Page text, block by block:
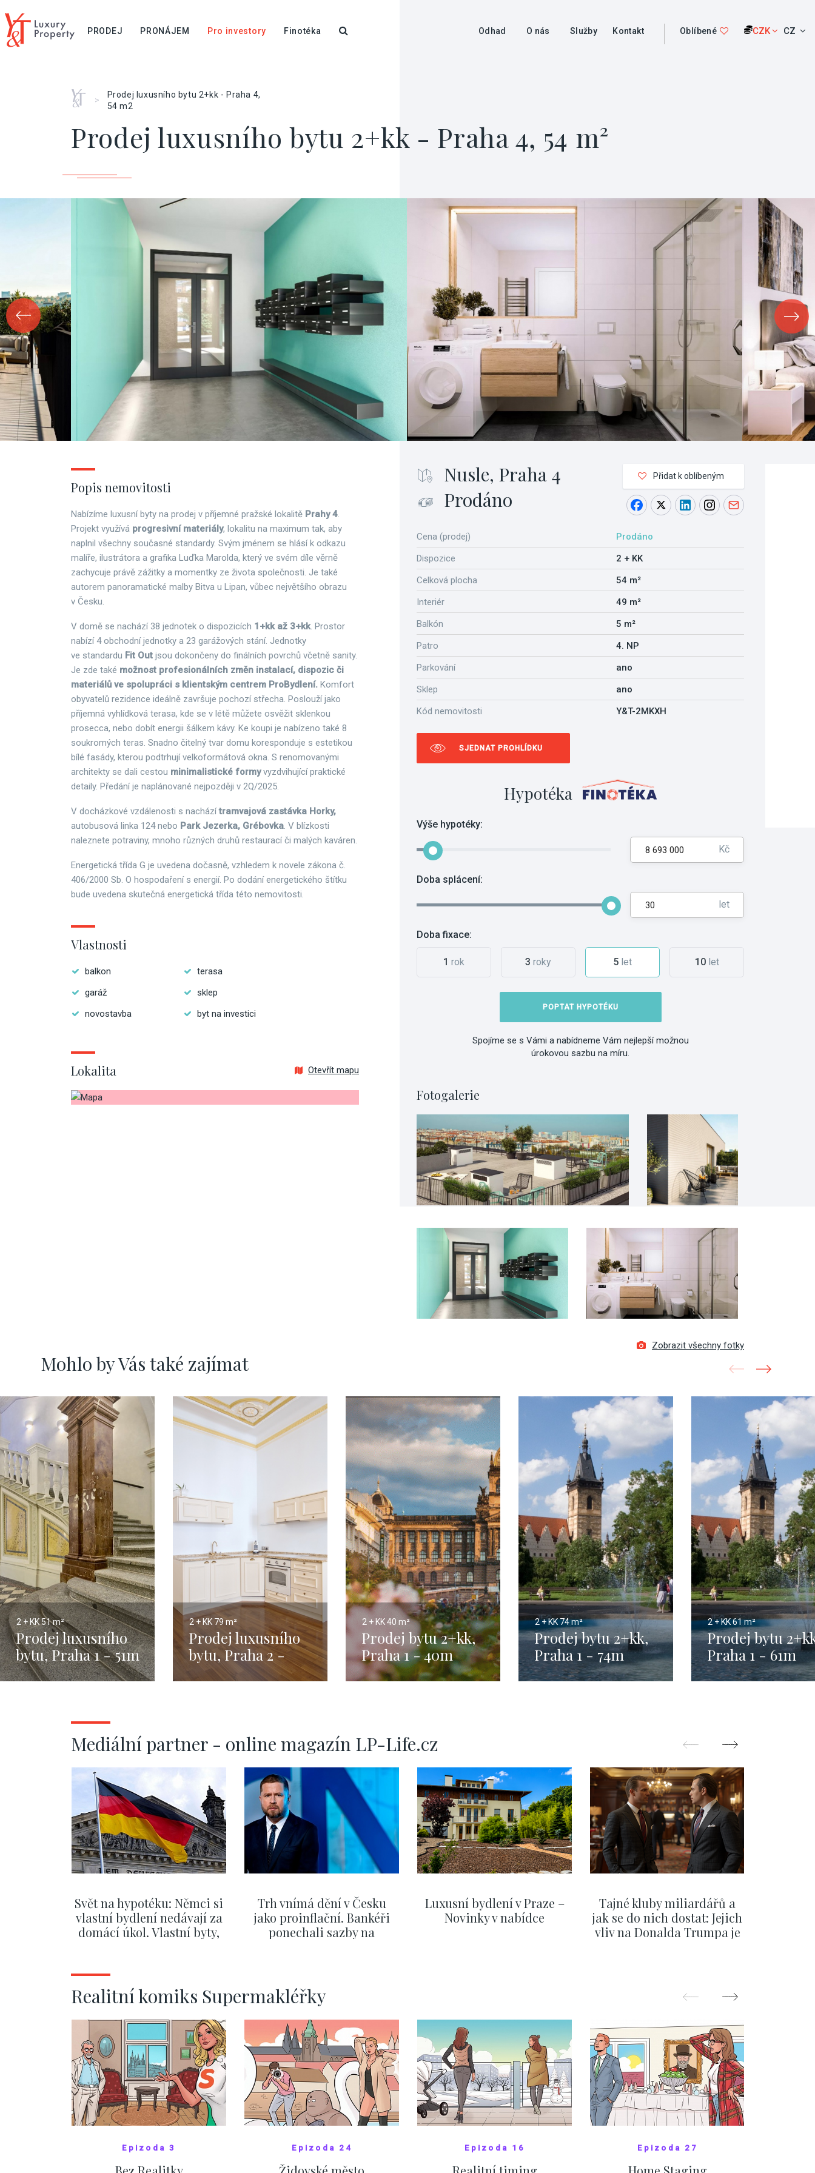
PRODEJ PRONÁJEM Pro investory Finotéka Odhad O nás Služby Kontakt Oblíbené CZK CZ
Home
>
Prodej luxusního bytu 2+kk - Praha 4,
54 m2
Prodej luxusního bytu 2+kk - Praha 4, 54 m²
Nusle, Praha 4
Prodáno
Přidat k oblíbeným
Cena (prodej)
Prodáno
Dispozice
2 + KK
Celková plocha
54 m²
Interiér
49 m²
Balkón
5 m²
Patro
4. NP
Parkování
ano
Sklep
ano
Kód nemovitosti
Y&T-2MKXH
SJEDNAT PROHLÍDKU
Hypotéka
Výše hypotéky:
Kč
Doba splácení:
let
Doba fixace:
1 rok 3 roky 5 let 10let
POPTAT HYPOTÉKU
Spojíme se s Vámi a nabídneme Vám nejlepší možnou
úrokovou sazbu na míru.
Fotogalerie
Zobrazit všechny fotky
Popis nemovitosti
Nabízíme luxusní byty na prodej v příjemné pražské lokalitě Prahy 4.
Projekt využívá progresivní materiály, lokalitu na maximum tak, aby
naplnil všechny současné standardy. Svým jménem se hlásí k odkazu
malíře, ilustrátora a grafika Luďka Marolda, který ve svém díle věrně
zachycuje právě zážitky a momentky ze života společnosti. Je také
autorem panoramatické malby Bitva u Lipan, vůbec největšího obrazu
v Česku.
V domě se nachází 38 jednotek o dispozicích 1+kk až 3+kk. Prostor
nabízí 4 obchodní jednotky a 23 garážových stání. Jednotky
ve standardu Fit Out jsou dokončeny do finálních povrchů včetně sanity.
Je zde také možnost profesionálních změn instalací, dispozic či
materiálů ve spolupráci s klientským centrem ProBydlení. Komfort
obyvatelů rezidence ideálně završuje pochozí střecha. Poslouží jako
příjemná vyhlídková terasa, kde se v létě můžete osvěžit sklenkou
prosecca, nebo dobít energii šálkem kávy. Ke koupi je nabízeno také 8
soukromých teras. Snadno čitelný tvar domu koresponduje s estetikou
bílé fasády, kterou podtrhují velkoformátová okna. S renomovanými
architekty se dali cestou minimalistické formyvyzdvihující praktické
detaily. Předání je naplánované nejpozději v 2Q/2025.
V docházkové vzdálenosti s nacházítramvajová zastávka Horky,
autobusová linka 124 nebo Park Jezerka, Grébovka. V blízkosti
naleznete potraviny, mnoho různých druhů restaurací či malých kaváren.
Energetická třída G je uvedena dočasně, vzhledem k novele zákona č.
406/2000 Sb. O hospodaření s energií. Po dodání energetického štítku
bude uvedena skutečná energetická třída této nemovitosti.
Vlastnosti
balkon
terasa
garáž
sklep
novostavba
byt na investici
Lokalita Otevřít mapu
Mohlo by Vás také zajímat
2 + KK51 m²
Prodej luxusního
bytu, Praha 1 - 51m
2 + KK 79 m²
Prodej luxusního
bytu, Praha 2 -
Vinohrady
2 + KK40 m²
Prodej bytu 2+kk,
Praha 1 - 40m
2 + KK74 m²
Prodej bytu 2+kk,
Praha 1 - 74m
2 + KK61 m²
Prodej bytu
Praha 1 - 61m
Mediální partner - online magazín LP-Life.cz
Svět na hypotéku: Němci si
vlastní bydlení nedávají za
domácí úkol. Vlastní byty,
Trh vnímá dění v Česku
jako proinflační. Bankéři
ponechali sazby na
Luxusní bydlení v Praze –
Novinky v nabídce
Tajné kluby miliardářů a
jak se do nich dostat: Jejich
vliv na Donalda Trumpa je
Realitní komiks Supermakléřky
Epizoda 3 Epizoda 24 Epizoda 16 Epizoda 27